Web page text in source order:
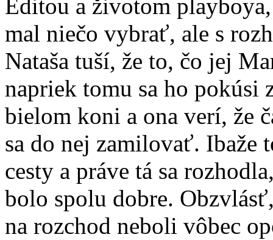
Editou a životom
mal niečo vybrať, ale s
Nataša tuší, že to, čo jej
napriek tomu sa ho pokúsi
bielom koni a ona verí, že
sa do nej zamilovať. Ibaže
cesty a práve tá sa
bolo spolu dobre.
na rozchod neboli vôbec